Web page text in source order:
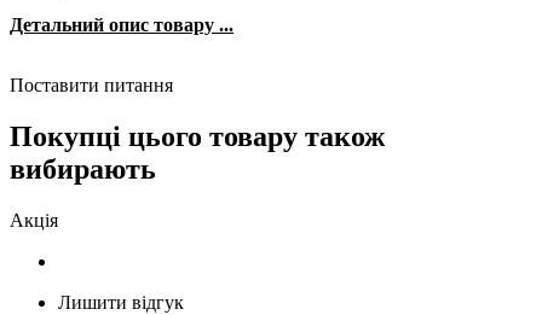
Детальний опис товару ...
Поставити питання
Покупці цього товару також
вибирають
Акція
Лишити відгук